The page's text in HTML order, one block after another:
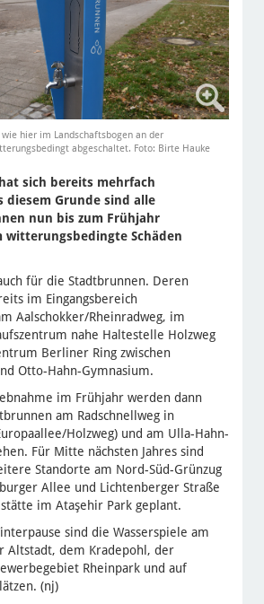
hier im Landschaftsbogen an der
abgeschaltet. Foto: Birte Hauke
sich bereits mehrfach
diesem Grunde sind alle
nun bis zum Frühjahr
witterungsbedingte Schäden
für die Stadtbrunnen. Deren
im Eingangsbereich
Aalschokker/Rheinradweg, im
nahe Haltestelle Holzweg
Berliner Ring zwischen
Otto-Hahn-Gymnasium.
im Frühjahr werden dann
am Radschnellweg in
Holzweg) und am Ulla-Hahn-
Für Mitte nächsten Jahres sind
Standorte am Nord-Süd-Grünzug
Allee und Lichtenberger Straße
im Ataşehir Park geplant.
sind die Wasserspiele am
Altstadt, dem Kradepohl, der
Rheinpark und auf
(nj)